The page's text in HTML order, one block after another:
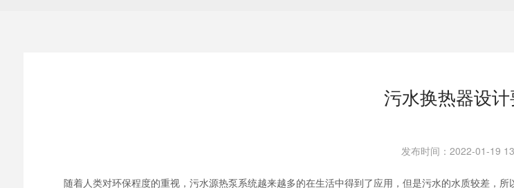
污水换热器设
发布时间： 2022-01-19
随着人类对环保程度的重视，污水源热泵系统越来越多的在生活中得到了应用，但是污水的水质较差，